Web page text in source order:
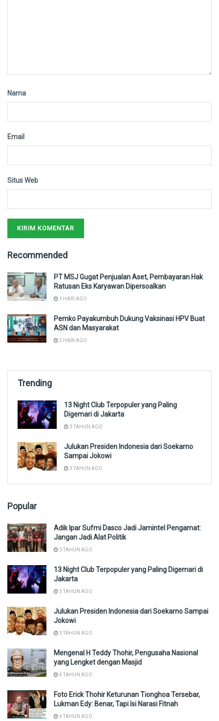
Nama
Email
Situs Web
Recommended
PT MSJ Gugat Penjualan Aset, Pembayaran Hak
Ratusan Eks Karyawan Dipersoalkan
1 HARI AGO
Pemko Payakumbuh Dukung Vaksinasi HPV Buat
ASN dan Masyarakat
3 HARI AGO
Trending
13 Night Club Terpopuler yang Paling
Digemari di Jakarta
3 TAHUN AGO
Julukan Presiden Indonesia dari Soekarno
Sampai Jokowi
3 TAHUN AGO
Popular
Adik Ipar Sufmi Dasco Jadi Jamintel Pengamat:
Jangan Jadi Alat Politik
3 TAHUN AGO
13 Night Club Terpopuler yang Paling Digemari di
Jakarta
3 TAHUN AGO
Julukan Presiden Indonesia dari Soekarno Sampai
Jokowi
3 TAHUN AGO
Mengenal H Teddy Thohir, Pengusaha Nasional
yang Lengket dengan Masjid
4 TAHUN AGO
Foto Erick Thohir Keturunan Tionghoa Tersebar,
Lukman Edy: Benar, Tapi Isi Narasi Fitnah
4 TAHUN AGO